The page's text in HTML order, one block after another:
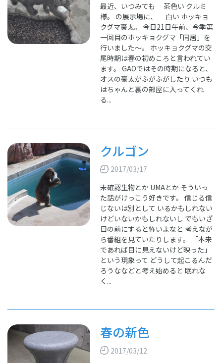
最近、いつみても 茶色い クルミ
様。 の展示場に、 白い ホッキョ
クグマ豪太。 今日21日午前、今季第
一回目のホッキョクグマ「同居」を
行いました～。 ホッキョクグマの交
尾時期は春の初めころと言われてい
ます。 GAOではその時期になると、
オスの豪太がふがふがしたり いつも
はちゃんと裏の部屋に入ってくれ
る...
クルゴン
2017/03/17
未確認生物とか UMAとか そういっ
た話がけっこう好きです。 信じる信
じないは別として いるかもしれない
けどいないかもしれないし でもいざ
目の前にすると怖いよなと 考えなが
ら番組を見ていたりします。 「本来
であれば目に見えないけど映った」
という現象って どうして起こるんだ
ろうななどと考え始めると 眠れな
く...
春の新色
2017/03/12